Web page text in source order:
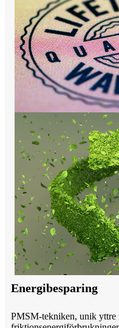
Energibesparing
PMSM-tekniken, unik yttre